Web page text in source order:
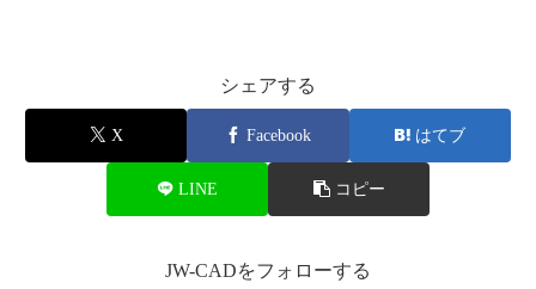
シェアする
X Facebook はてブ
LINE コピー
JW-CADをフォローする